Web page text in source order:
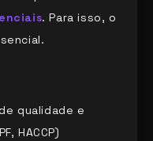
. Para isso, o
qualidade e
HACCP)